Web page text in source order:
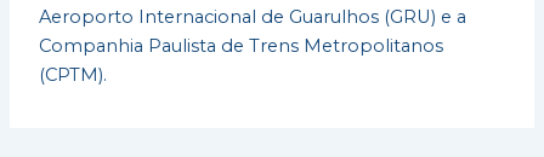
Aeroporto Internacional de Guarulhos (GRU) e a
Companhia Paulista de Trens Metropolitanos
(CPTM).